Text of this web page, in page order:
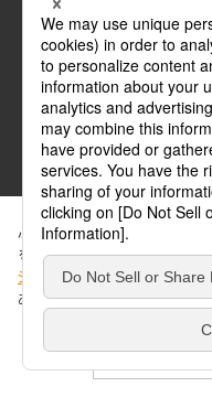
ABJマークは、この電子書店・電子書
得た正規版配信サービスであるこ
ABJマークの詳細、ABJマークを掲示
ぶんか社が運営するサイトで
を使用しています。 当社の
シー
」をご覧ください。当サ
ありません。